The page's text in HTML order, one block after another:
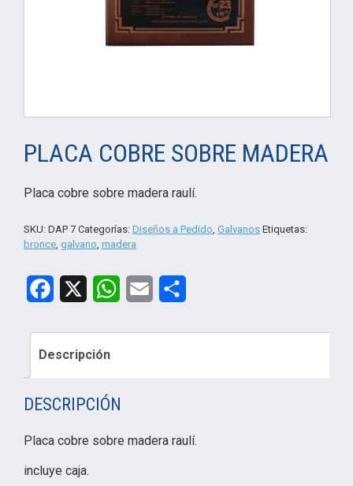
PLACA COBRE SOBRE MADERA
Placa cobre sobre madera raulí.
SKU: DAP 7 Categorías: Diseños a Pedido, Galvanos Etiquetas:
bronce, galvano, madera
Facebook WhatsApp
Email
Descripción
DESCRIPCIÓN
Placa cobre sobre madera raulí.
incluye caja.